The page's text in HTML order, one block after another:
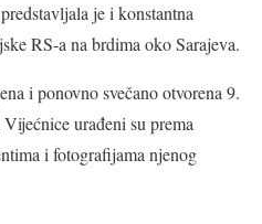
je i konstantna
RS-a na brdima oko Sarajeva.
i ponovno svečano otvorena 9.
urađeni su prema
i fotografijama njenog